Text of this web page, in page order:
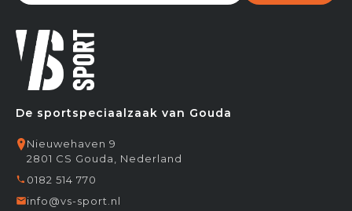
De sportspeciaalzaak van Gouda
Nieuwehaven 9
2801 CS Gouda, Nederland
0182 514 770
info@vs-sport.nl